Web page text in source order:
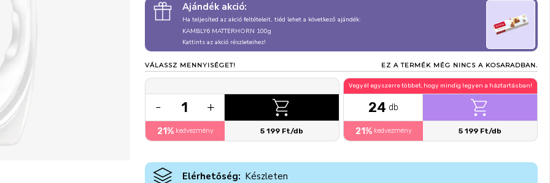
Ajándék akció:
Ha teljesíted az akció feltételeit, tiéd lehet a következő ajándék:
KAMBLY6 MATTERHORN 100g
Kattints az akció részleteihez!
VÁLASSZ MENNYISÉGET! EZ A TERMÉK MÉG NINCS A KOSARADBAN.
- 1 +
21%kedvezmény 5 199 Ft/db
Vegyél egyszerre többet, hogy mindig legyen a háztartásban!
24 db
21%kedvezmény 5 199 Ft/db
Elérhetőség: Készleten